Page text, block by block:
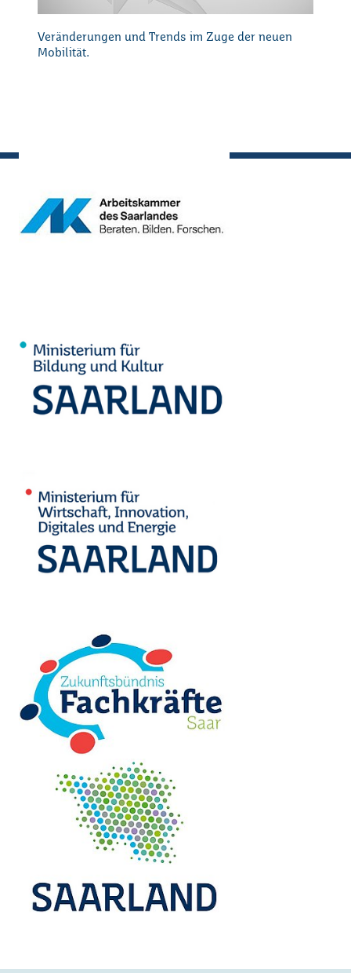
Veränderungen und Trends im Zuge der neuen
Mobilität.